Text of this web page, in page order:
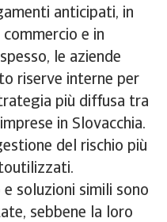
anticipati, in
e in
le aziende
riserve interne per
più diffusa tra
in Slovacchia.
del rischio più
soluzioni simili sono
sebbene la loro